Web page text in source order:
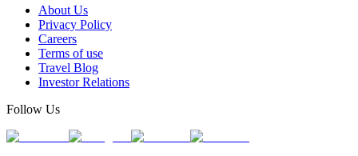
About Us
Privacy Policy
Careers
Terms of use
Travel Blog
Investor Relations
Follow Us